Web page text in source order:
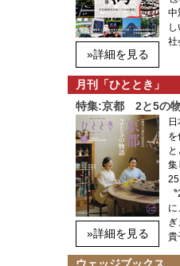
»詳細を見る
中
社
月刊「ひととき」
特集:京都 2と5の
»詳細を見る
を
集
25
貴